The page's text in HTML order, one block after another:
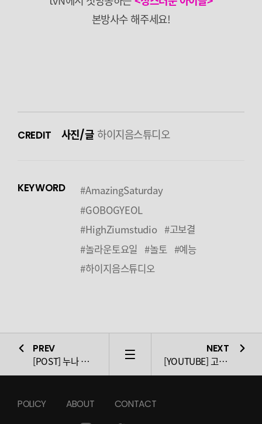
본방사수 해주세요!
CREDIT 사진/글 하이지음스튜디오
KEYWORD
#AmazingSaturday
#GOBOGYEOL
#HighZiumstudio #고보결
#놀라운토요일 #놀토 #예능
#하이지음스튜디오
PREV
[POST] 누나 썸남한테 반했다 LIST
NEXT
[YOUTUBE] 고보결, 아주 NICE
POLICY ABOUT CONTACT